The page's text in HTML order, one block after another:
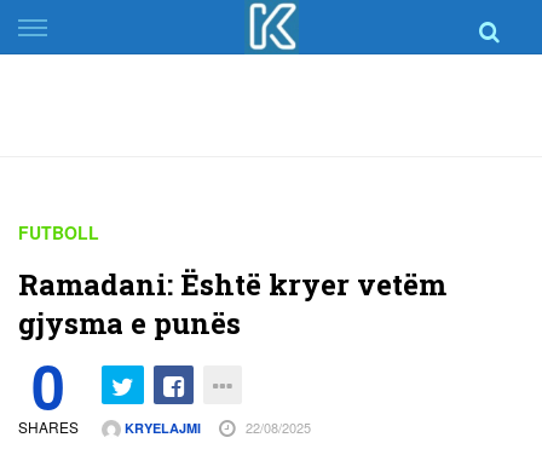
Skip
to
FUTBOLL
Ramadani: Është kryer vetëm
gjysma e punës
0
SHARES KRYELAJMI 22/08/2025